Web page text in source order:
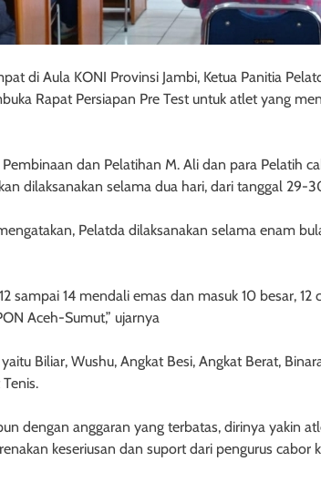
di Aula KONI Provinsi Jambi, Ketua Panitia
Rapat Persiapan Pre Test untuk atlet yang
dan Pelatihan M. Ali dan para Pelatih
dilaksanakan selama dua hari, dari tanggal 29-
Pelatda dilaksanakan selama enam
sampai 14 mendali emas dan masuk 10 besar,
Aceh-Sumut,” ujarnya
Biliar, Wushu, Angkat Besi, Angkat Berat,
dengan anggaran yang terbatas, dirinya yakin
keseriusan dan suport dari pengurus cabor